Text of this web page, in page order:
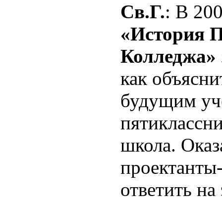
Св.Г.: В
«История
Колледжа»
как
будущим
школа.
ответить